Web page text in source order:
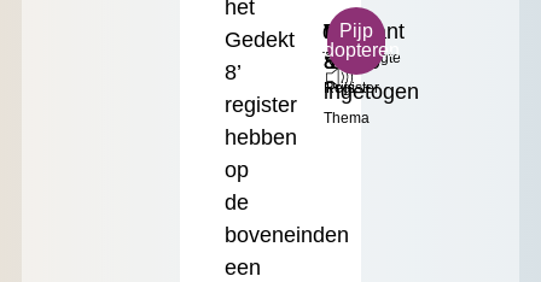
het
Gedekt
8’
register
hebben
op
de
boveneinden
een
ds²
Toonhoogte
Warm
&
ingetogen
Thema
Prestant
8'
Register
Klein
Formaat
€
17.50
Prijs
Pijp
adopteren